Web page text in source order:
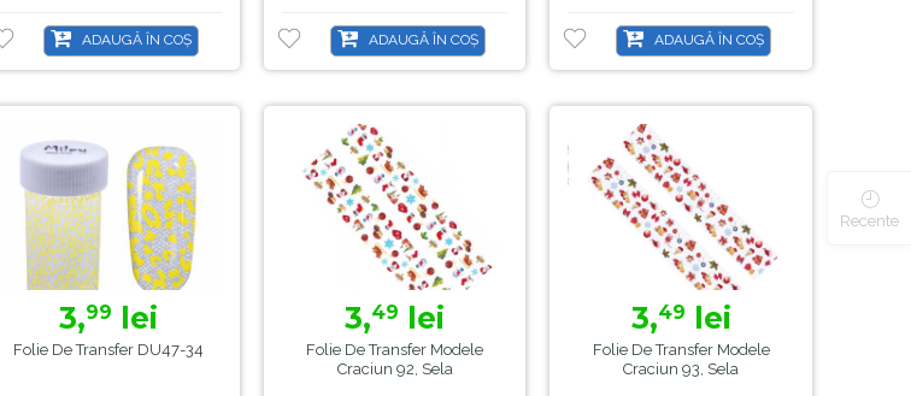
ADAUGĂ ÎN COȘ ADAUGĂ ÎN COȘ ADAUGĂ ÎN COȘ
3,99 lei
Folie De Transfer DU47-34
3,49 lei
Folie De Transfer Modele
Craciun 92, Sela
3,49 lei
Folie De Transfer Modele
Craciun 93, Sela
Recente